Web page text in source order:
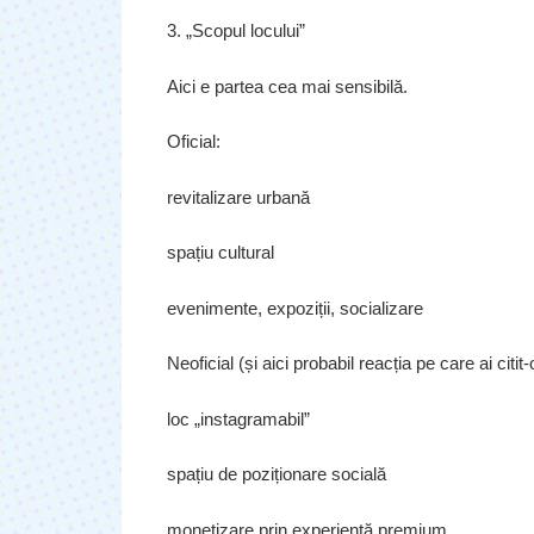
3. „Scopul locului”
Aici e partea cea mai sensibilă.
Oficial:
revitalizare urbană
spațiu cultural
evenimente, expoziții, socializare
Neoficial (și aici probabil reacția pe care ai citit-
loc „instagramabil”
spațiu de poziționare socială
monetizare prin experiență premium